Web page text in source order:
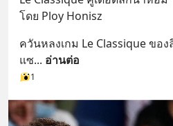
โดย Ploy Honisz
ควันหลงเกม Le Classique ของ
แซ... อ่านต่อ
1